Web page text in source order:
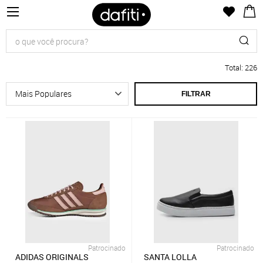
Total: 226
FILTRAR
Patrocinado
ADIDAS ORIGINALS
Patrocinado
SANTA LOLLA